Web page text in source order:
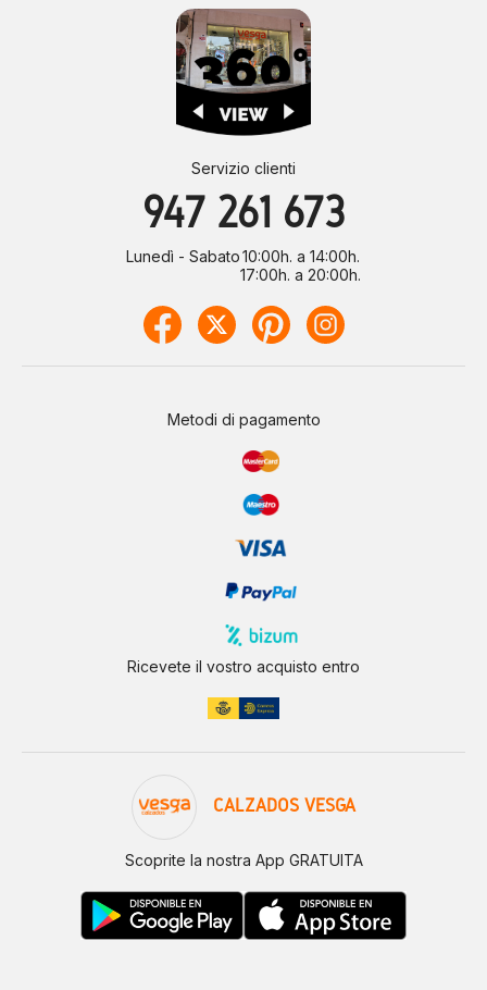
Servizio clienti
947 261 673
Lunedì - Sabato10:00h. a 14:00h.
17:00h. a 20:00h.
Metodi di pagamento
Ricevete il vostro acquisto entro
CALZADOS VESGA
Scoprite la nostra App GRATUITA